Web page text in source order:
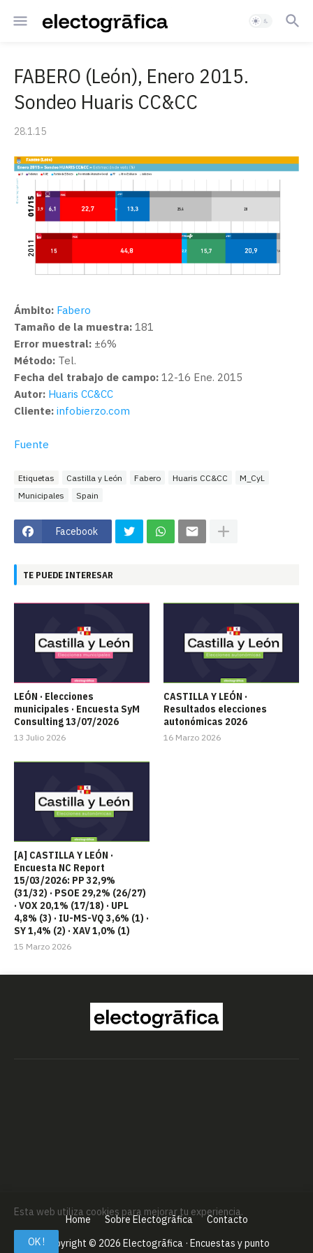
FABERO (León), Enero 2015.
Sondeo Huaris CC&CC
28.1.15
Ámbito: Fabero
Tamaño de la muestra: 181
Error muestral: ±6%
Método: Tel.
Fecha del trabajo de campo: 12-16 Ene. 2015
Autor: Huaris CC&CC
Cliente: infobierzo.com
Fuente
Etiquetas Castilla y León Fabero Huaris CC&CC
M_CyL
Municipales
Spain
Facebook
TE PUEDE INTERESAR
LEÓN · Elecciones
municipales · Encuesta SyM
Consulting 13/07/2026
13 Julio 2026
CASTILLA Y LEÓN ·
Resultados elecciones
autonómicas 2026
16 Marzo 2026
[A] CASTILLA Y LEÓN ·
Encuesta NC Report
15/03/2026: PP 32,9%
(31/32) · PSOE 29,2% (26/27)
· VOX 20,1% (17/18) · UPL
4,8% (3) · IU-MS-VQ 3,6% (1) ·
SY 1,4% (2) · XAV 1,0% (1)
15 Marzo 2026
Copyright © 2026 Electogrāfica · Encuestas y punto
Home Sobre Electogrāfica Contacto
Esta web utiliza cookies para mejorar tu experiencia.
OK !